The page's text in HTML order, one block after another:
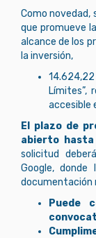
Como novedad,
que promueve
alcance de los
la inversión,
Límites”,
accesible
El plazo de
abierto
solicitud
Google,
documentación
Puede